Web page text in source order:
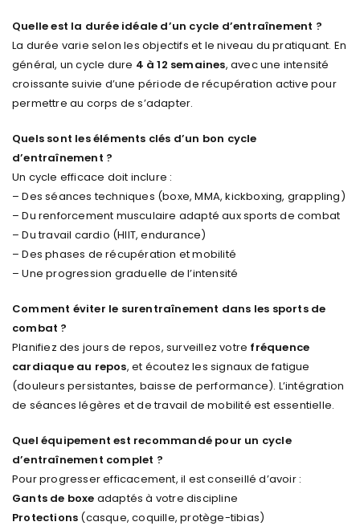
Quelle est la durée idéale d’un cycle d’entraînement ?
La durée varie selon les objectifs et le niveau du pratiquant. En
général, un cycle dure 4 à 12 semaines, avec une intensité
croissante suivie d’une période de récupération active pour
permettre au corps de s’adapter.
Quels sont les éléments clés d’un bon cycle
d’entraînement ?
Un cycle efficace doit inclure :
– Des séances techniques (boxe, MMA, kickboxing, grappling)
– Du renforcement musculaire adapté aux sports de combat
– Du travail cardio (HIIT, endurance)
– Des phases de récupération et mobilité
– Une progression graduelle de l’intensité
Comment éviter le surentraînement dans les sports de
combat ?
Planifiez des jours de repos, surveillez votre fréquence
cardiaque au repos, et écoutez les signaux de fatigue
(douleurs persistantes, baisse de performance). L’intégration
de séances légères et de travail de mobilité est essentielle.
Quel équipement est recommandé pour un cycle
d’entraînement complet ?
Pour progresser efficacement, il est conseillé d’avoir :
Gants de boxe adaptés à votre discipline
Protections (casque, coquille, protège-tibias)